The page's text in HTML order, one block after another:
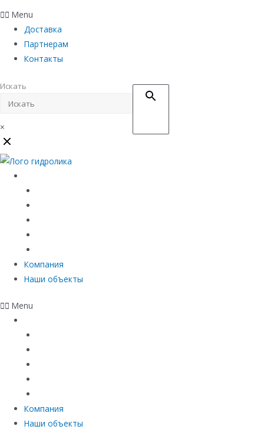
Menu
Доставка
Партнерам
Контакты
Искать
×
Компания
Наши объекты
Menu
Компания
Наши объекты